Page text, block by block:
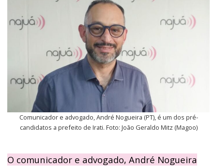
Comunicador e advogado, André Nogueira (PT), é um dos pré-
candidatos a prefeito de Irati. Foto: João Geraldo Mitz (Magoo)
O comunicador e advogado, André Nogueira